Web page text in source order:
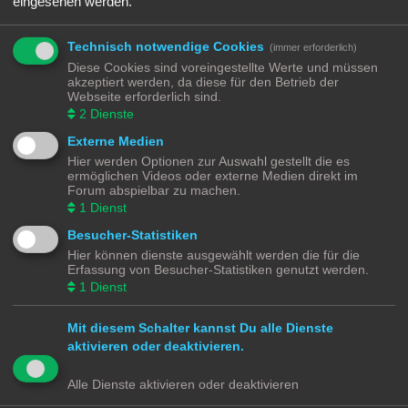
Nicht jeder Anbieter von 3D Druck Diensten will euch nur das gedruckte Modell
verkaufen, manche bieten euch auch an die Druckvorlagen zu kaufen und
herunterzuladen. Die Qualität von 3D Modellen aus dem Drucker ist abhängig
vom Drucker und vom Filament (Druckmedium). Hier muss jeder seine eigenen
Erfahrungen sammeln.
https://de.wikipedia.org/wiki/3D-Druck
Mir aktuelle bekannte Dienstleister zum Drucken sind:
https://www.shapeways.com/
https://www.thingiverse.com/
https://cults3d.com/de
https://www.printables.com/de
Modellbahnforum Forum Alle Zeiten sindUTC+02:00
Powered byphpBB® Forum Software © phpBB Limited
Datenschutz|Nutzungsbedingungen
Technisch notwendige Cookies (immer erforderlich)
Diese Cookies sind voreingestellte Werte und müssen
akzeptiert werden, da diese für den Betrieb der
Webseite erforderlich sind.
2 Dienste
Externe Medien
Hier werden Optionen zur Auswahl gestellt die es
ermöglichen Videos oder externe Medien direkt im
Forum abspielbar zu machen.
1 Dienst
Besucher-Statistiken
Hier können dienste ausgewählt werden die für die
Erfassung von Besucher-Statistiken genutzt werden.
1 Dienst
Mit diesem Schalter kannst Du alle Dienste
aktivieren oder deaktivieren.
Alle Dienste aktivieren oder deaktivieren